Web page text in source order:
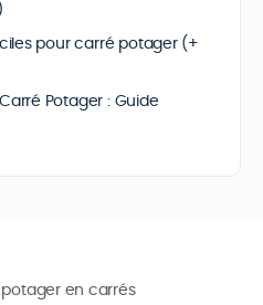
pour carré potager (+
Potager : Guide
en carrés